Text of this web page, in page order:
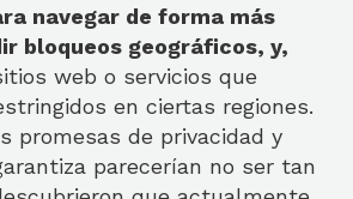
navegar de forma más
bloqueos geográficos, y,
web o servicios que
en ciertas regiones.
promesas de privacidad y
parecerían no ser tan